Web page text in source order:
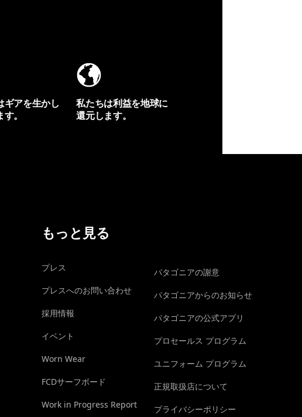
ギアを生かし
。
私たちは利益を地球に
還元します。
もっと見る
プレス
プレスへのお問い合わせ
採用情報
イベント
Worn Wear
FCDサーフボード
Work in Progress Report
パタゴニアの謝意
パタゴニアからのお知らせ
パタゴニアの公式アプリ
プロセールス プログラム
ユニフォーム プログラム
正規取扱店について
プライバシーポリシー